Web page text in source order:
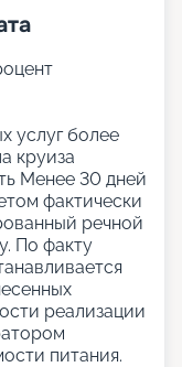
услуг более
круиза
Менее 30 дней
фактически
речной
По факту
реализации
питания.